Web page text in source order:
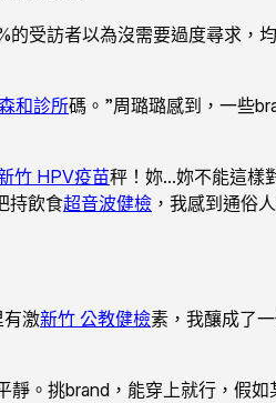
受訪者以為沒需要過度尋求，
和診所碼。”周璐璐感到，一些
竹 HPV疫苗秤！妳…妳不能這樣
持飲食超音波健檢 ，我感到通俗
有激新竹 公教健檢素，我釀成了
。挑brand，能穿上就行，假如